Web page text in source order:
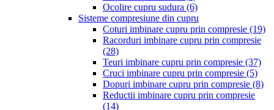
Ocolire cupru sudura (6)
Sisteme compresiune din cupru
Coturi imbinare cupru prin compresie (19)
Racorduri imbinare cupru prin compresie
(28)
Teuri imbinare cupru prin compresie (37)
Cruci imbinare cupru prin compresie (5)
Dopuri imbinare cupru prin compresie (8)
Reductii imbinare cupru prin compresie
(14)